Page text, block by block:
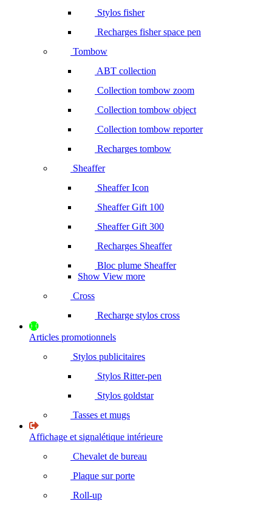
Stylos fisher
Recharges fisher space pen
Tombow
ABT collection
Collection tombow zoom
Collection tombow object
Collection tombow reporter
Recharges tombow
Sheaffer
Sheaffer Icon
Sheaffer Gift 100
Sheaffer Gift 300
Recharges Sheaffer
Bloc plume Sheaffer
Show View more
Cross
Recharge stylos cross
Articles promotionnels
Stylos publicitaires
Stylos Ritter-pen
Stylos goldstar
Tasses et mugs
Affichage et signalétique intérieure
Chevalet de bureau
Plaque sur porte
Roll-up